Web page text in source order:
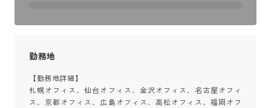
勤務地
【勤務地詳細】
札幌オフィス、仙台オフィス、金沢オフィス、名古屋オフィ
ス、京都オフィス、広島オフィス、高松オフィス、福岡オフ